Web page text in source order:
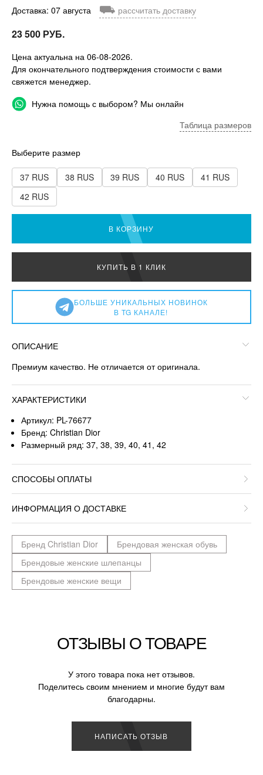
Доставка: 07 августа ⛟ рассчитать доставку
23 500 РУБ.
Цена актуальна на 06-08-2026.
Для окончательного подтверждения стоимости с вами
свяжется менеджер.
Нужна помощь с выбором? Мы онлайн
Таблица размеров
Выберите размер
37 RUS 38 RUS 39 RUS 40 RUS
41 RUS
42 RUS
В КОРЗИНУ
КУПИТЬ В 1 КЛИК
БОЛЬШЕ УНИКАЛЬНЫХ НОВИНОК
В TG КАНАЛЕ!
ОПИСАНИЕ
Премиум качество. Не отличается от оригинала.
ХАРАКТЕРИСТИКИ
Артикул: PL-76677
Бренд: Christian Dior
Размерный ряд: 37, 38, 39, 40, 41, 42
СПОСОБЫ ОПЛАТЫ
ИНФОРМАЦИЯ О ДОСТАВКЕ
Бренд Christian Dior
Брендовая женская обувь
Брендовые женские шлепанцы
Брендовые женские вещи
ОТЗЫВЫ О ТОВАРЕ
У этого товара пока нет отзывов.
Поделитесь своим мнением и многие будут вам
благодарны.
НАПИСАТЬ ОТЗЫВ